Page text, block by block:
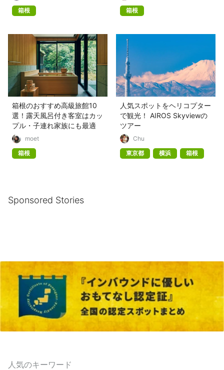
箱根
箱根
箱根のおすすめ高級旅館10
選！露天風呂付き客室はカッ
プル・子連れ家族にも最適
moet
箱根
人気スポットをヘリコプター
で観光！ AIROS Skyviewの
ツアー
Chu
東京都
横浜 箱根
Sponsored Stories
人気のキーワード